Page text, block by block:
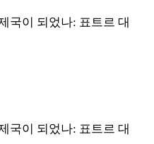
국이 되었나: 표트르 대
국이 되었나: 표트르 대